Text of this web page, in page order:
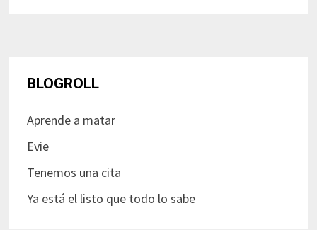
BLOGROLL
Aprende a matar
Evie
Tenemos una cita
Ya está el listo que todo lo sabe